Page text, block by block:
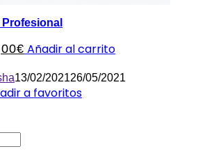
€ El
actual
Añadir al carrito
13/02/202126/05/2021
a favoritos